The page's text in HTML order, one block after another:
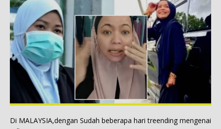
Di MALAYSIA,dengan Sudah beberapa hari treending mengenai